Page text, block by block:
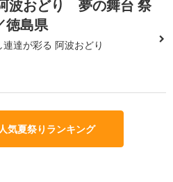
波おどり 夢の舞台 祭
徳島県
連達が彩る 阿波おどり
気夏祭りランキング